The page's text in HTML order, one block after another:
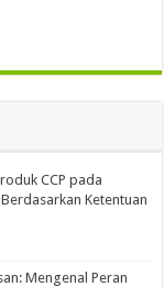
CCP pada
Ketentuan
Mengenal Peran